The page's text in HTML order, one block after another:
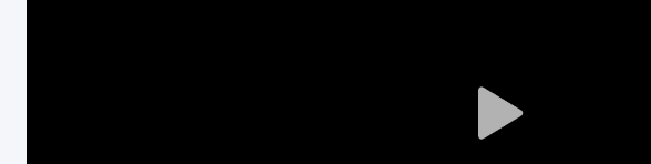
Play